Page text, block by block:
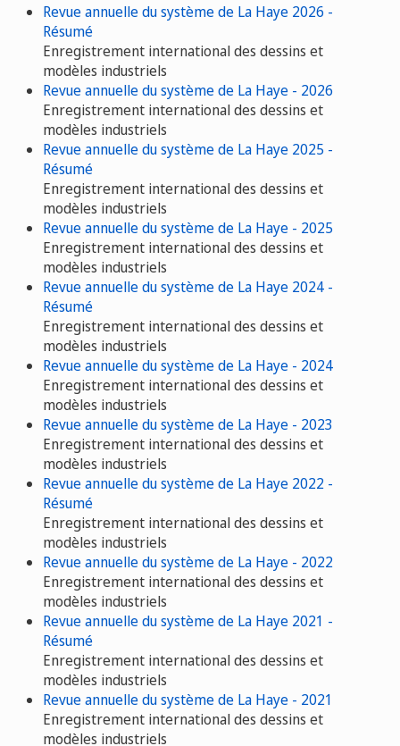
Revue annuelle du système de La Haye 2026 -
Résumé
Enregistrement international des dessins et
modèles industriels
Revue annuelle du système de La Haye - 2026
Enregistrement international des dessins et
modèles industriels
Revue annuelle du système de La Haye 2025 -
Résumé
Enregistrement international des dessins et
modèles industriels
Revue annuelle du système de La Haye - 2025
Enregistrement international des dessins et
modèles industriels
Revue annuelle du système de La Haye 2024 -
Résumé
Enregistrement international des dessins et
modèles industriels
Revue annuelle du système de La Haye - 2024
Enregistrement international des dessins et
modèles industriels
Revue annuelle du système de La Haye - 2023
Enregistrement international des dessins et
modèles industriels
Revue annuelle du système de La Haye 2022 -
Résumé
Enregistrement international des dessins et
modèles industriels
Revue annuelle du système de La Haye - 2022
Enregistrement international des dessins et
modèles industriels
Revue annuelle du système de La Haye 2021 -
Résumé
Enregistrement international des dessins et
modèles industriels
Revue annuelle du système de La Haye - 2021
Enregistrement international des dessins et
modèles industriels